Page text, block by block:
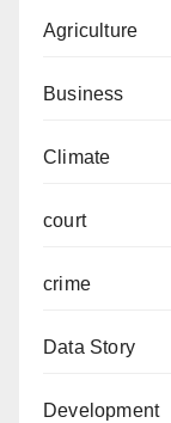
Agriculture
Business
Climate
court
crime
Data Story
Development